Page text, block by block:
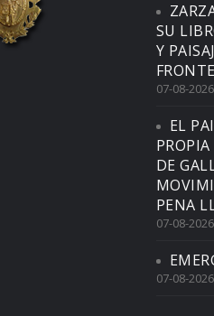
SU
Y
07-08-2026
EL
DE
PENA
07-08-2026
07-08-2026